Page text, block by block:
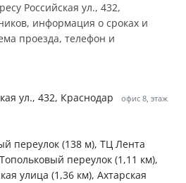
Российская ул., 432,
информация о сроках и
проезда, телефон и
ул., 432, Краснодар
офис 8, этаж
переулок (138 м), ТЦ Лента
переулок (1,11 км),
улица (1,36 км), Ахтарская